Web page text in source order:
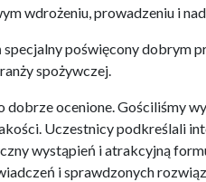
wdrożeniu, prowadzeniu i
specjalny poświęcony dobrym
spożywczej.
dobrze ocenione. Gościliśmy
Uczestnicy podkreślali
wystąpień i atrakcyjną
i sprawdzonych